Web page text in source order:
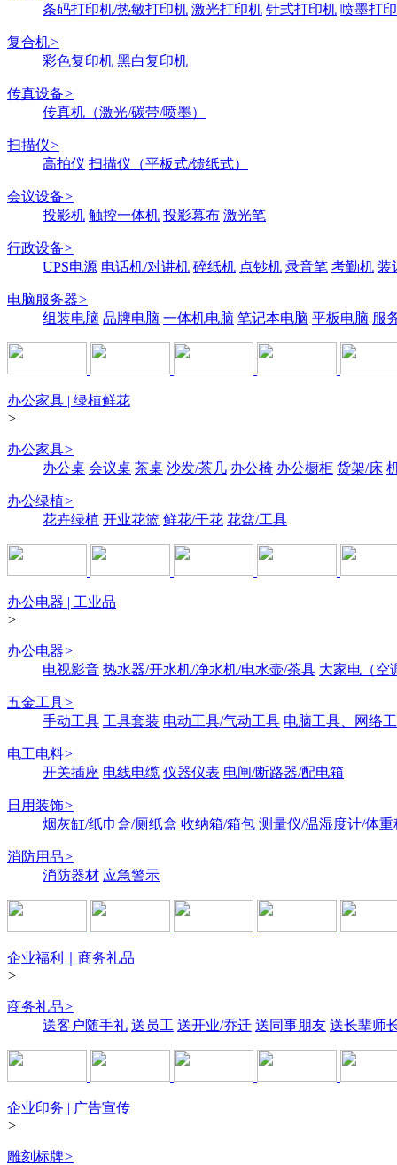
条码打印机/热敏打印机 激光打印机 针式打印机 喷墨打
复合机>
彩色复印机 黑白复印机
传真设备>
传真机（激光/碳带/喷墨）
扫描仪>
高拍仪 扫描仪（平板式/馈纸式）
会议设备>
投影机 触控一体机 投影幕布 激光笔
行政设备>
UPS电源 电话机/对讲机 碎纸机 点钞机 录音笔 考勤机 装
电脑服务器>
组装电脑 品牌电脑 一体机电脑 笔记本电脑 平板电脑 服
办公家具 | 绿植鲜花
>
办公家具>
办公桌 会议桌 茶桌 沙发/茶几 办公椅 办公橱柜 货架/床
办公绿植>
花卉绿植 开业花篮 鲜花/干花 花盆/工具
办公电器 | 工业品
>
办公电器>
电视影音 热水器/开水机/净水机/电水壶/茶具 大家电（空
五金工具>
手动工具 工具套装 电动工具/气动工具 电脑工具、网络
电工电料>
开关插座 电线电缆 仪器仪表 电闸/断路器/配电箱
日用装饰>
烟灰缸/纸巾盒/厕纸盒 收纳箱/箱包 测量仪/温湿度计/体重
消防用品>
消防器材 应急警示
企业福利｜商务礼品
>
商务礼品>
送客户随手礼 送员工 送开业/乔迁 送同事朋友 送长辈师
企业印务 | 广告宣传
>
雕刻标牌>